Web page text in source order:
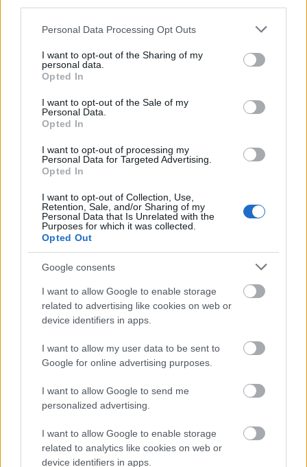
Please note that this website/app uses one or more Google
not limited to your visit or usage behaviour. You may click to
grant or deny consent to Google and its third-party tags to
use your data for below specified purposes in below Google
consent section.
Personal Data Processing Opt Outs
I want to opt-out of the Sharing of my
personal data.
Opted In
I want to opt-out of the Sale of my
Personal Data.
Opted In
I want to opt-out of processing my
Personal Data for Targeted Advertising.
Opted In
I want to opt-out of Collection, Use,
Retention, Sale, and/or Sharing of my
Personal Data that Is Unrelated with the
Purposes for which it was collected.
Opted Out
Google consents
I want to allow Google to enable storage
related to advertising like cookies on web or
device identifiers in apps.
I want to allow my user data to be sent to
Google for online advertising purposes.
I want to allow Google to send me
personalized advertising.
I want to allow Google to enable storage
related to analytics like cookies on web or
device identifiers in apps.
zerbe@mail.uni-mainz.de
OFFICIAL
mainz.de/260.php
About this borsa di studio
Il provider di fondo di questo programma è
l'Università di Mainz. L'obiettivo della dottoressa
Marie Friedericke Wagner Fondazione è di
promuovere la ricerca scientifica nel campo
dell'ecologia nel dipartimento di biologia. Sovvenzioni
saranno assegnate per materiale e costi di studenti
disponibili informazioni circa l'importo massimo della
sovvenzione.
Requisiti
Questo supporto è rivolto a studenti del dipartimento
10 (biologia) presso l'Università Johannes Gutenberg